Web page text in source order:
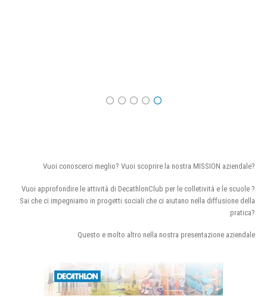
Vuoi conoscerci meglio? Vuoi scoprire la nostra MISSION aziendale?
Vuoi approfondire le attività di DecathlonClub per le colletività e le scuole ?
Sai che ci impegniamo in progetti sociali che ci aiutano nella diffusione della
pratica?
Questo e molto altro nella nostra presentazione aziendale